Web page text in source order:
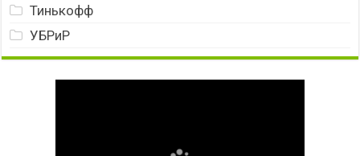
Тинькофф
УБРиР